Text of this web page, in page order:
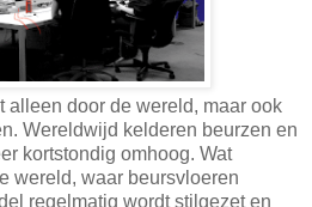
alleen door de wereld, maar ook
Wereldwijd kelderen beurzen en
kortstondig omhoog. Wat
wereld, waar beursvloeren
regelmatig wordt stilgezet en